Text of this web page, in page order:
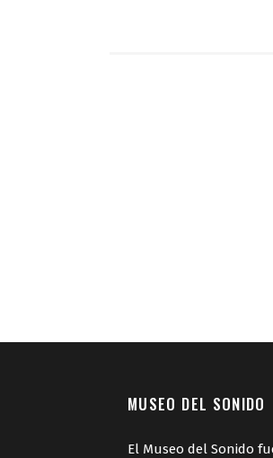
MUSEO DEL SONIDO
El Museo del Sonido